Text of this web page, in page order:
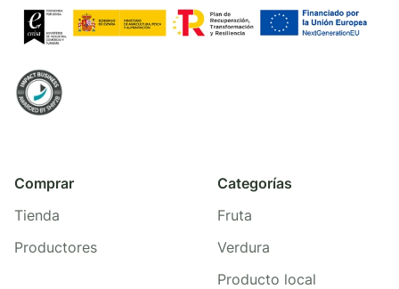
Comprar
Tienda
Productores
Categorías
Fruta
Verdura
Producto local